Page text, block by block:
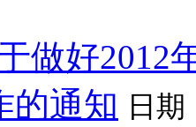
做好2012
的通知 日期